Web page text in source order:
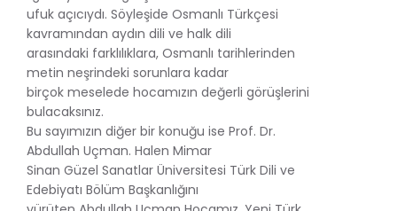
ufuk açıcıydı. Söyleşide Osmanlı Türkçesi
kavramından aydın dili ve halk dili
arasındaki farklılıklara, Osmanlı tarihlerinden
metin neşrindeki sorunlara kadar
birçok meselede hocamızın değerli görüşlerini
bulacaksınız.
Bu sayımızın diğer bir konuğu ise Prof. Dr.
Abdullah Uçman. Halen Mimar
Sinan Güzel Sanatlar Üniversitesi Türk Dili ve
Edebiyatı Bölüm Başkanlığını